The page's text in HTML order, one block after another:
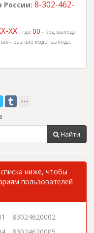
России: 8-302-462-
XX , где 00 - код выхода
- разные коды выхода,
Найти
ниже, чтобы
пользователей
83024620002